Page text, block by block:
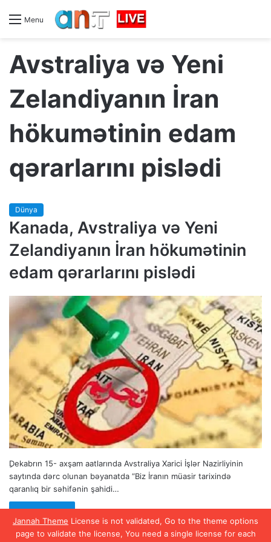
Jannah Theme License is not validated, Go to the theme options
page to validate the license, You need a single license for each
Menu
Avstraliya və Yeni
Zelandiyanın İran
hökumətinin edam
qərarlarını pislədi
Dünya
Kanada, Avstraliya və Yeni
Zelandiyanın İran hökumətinin
edam qərarlarını pislədi
ِDekabrın 15- axşam aatlarında Avstraliya Xarici İşlər Nazirliyinin
saytında dərc olunan bəyanatda “Biz İranın müasir tarixində
qaranlıq bir səhifənin şahidi…
Read More »